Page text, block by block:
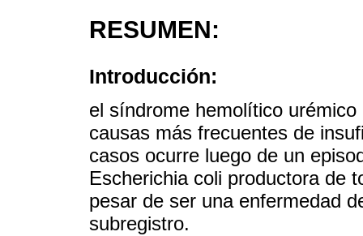
RESUMEN:
Introducción:
el síndrome hemolítico
causas más frecuentes de
casos ocurre luego de un
Escherichia coli productora de
pesar de ser una enfermedad
subregistro.